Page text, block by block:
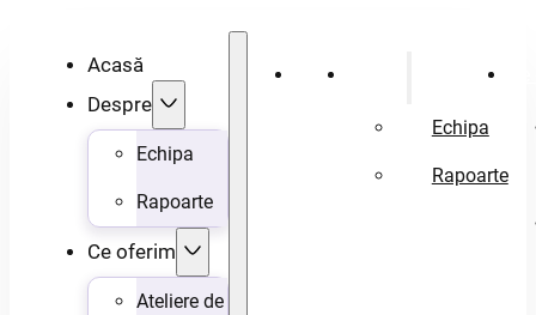
Acasă
Despre
Echipa
Rapoarte
Ce oferim
Ateliere de
Acasă
Echipa
Rapoarte